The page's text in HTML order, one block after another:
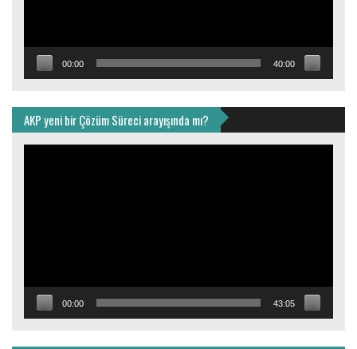
00:00 40:00
AKP yeni bir Çözüm Süreci arayışında mı?
00:00 43:05